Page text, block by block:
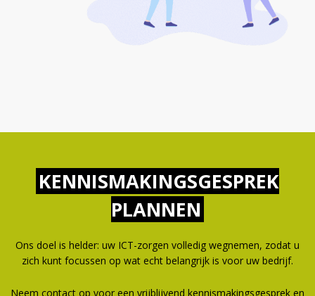
KENNISMAKINGSGESPREK
PLANNEN
Ons doel is helder: uw ICT-zorgen volledig wegnemen, zodat u
zich kunt focussen op wat echt belangrijk is voor uw bedrijf.
Neem contact op voor een vrijblijvend kennismakingsgesprek en